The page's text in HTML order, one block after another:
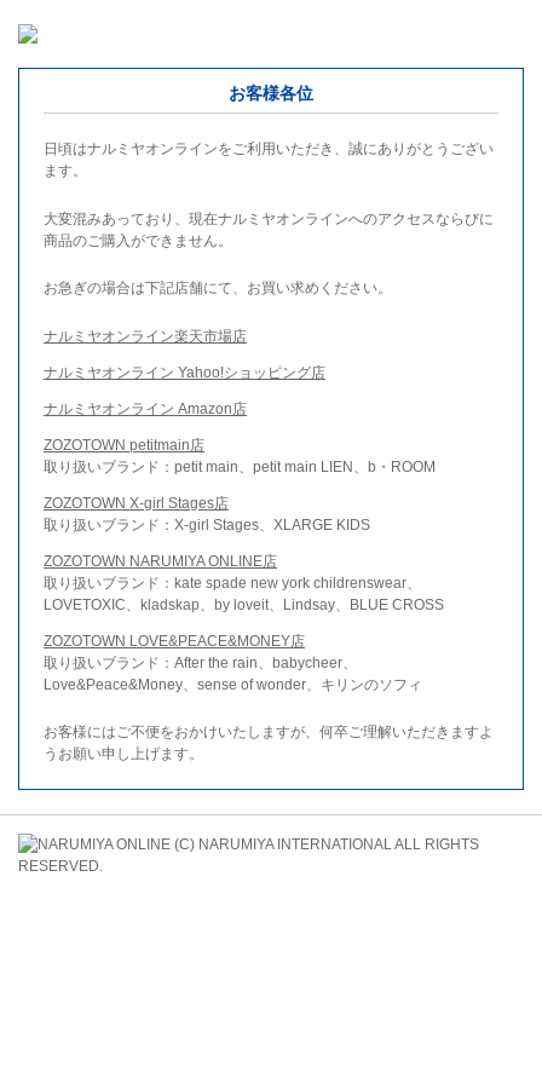
お客様各位
日頃はナルミヤオンラインをご利用いただき、誠にありがとうござい
ます。
大変混みあっており、現在ナルミヤオンラインへのアクセスならびに
商品のご購入ができません。
お急ぎの場合は下記店舗にて、お買い求めください。
ナルミヤオンライン楽天市場店
ナルミヤオンライン Yahoo!ショッピング店
ナルミヤオンライン Amazon店
ZOZOTOWN petitmain店
取り扱いブランド：petit main、petit main LIEN、b・ROOM
ZOZOTOWN X-girl Stages店
取り扱いブランド：X-girl Stages、XLARGE KIDS
ZOZOTOWN NARUMIYA ONLINE店
取り扱いブランド：kate spade new york childrenswear、
LOVETOXIC、kladskap、by loveit、Lindsay、BLUE CROSS
ZOZOTOWN LOVE&PEACE&MONEY店
取り扱いブランド：After the rain、babycheer、
Love&Peace&Money、sense of wonder、キリンのソフィ
お客様にはご不便をおかけいたしますが、何卒ご理解いただきますよ
うお願い申し上げます。